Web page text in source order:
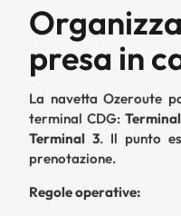
presa in
La navetta Ozeroute
terminal CDG:
Terminal 3. Il punto
prenotazione.
Regole operative: